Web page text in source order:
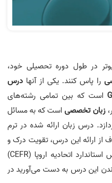
در طول دوره تحصیلی خود،
را پاس کنند. یکی از آنها درس
است که بین تمامی رشته‌های
زبان تخصصیاست که به مسائل
درس زبان ارائه شده در ترم
ارائه این درس، تقویت درک و
فهم متون زبان انگلیسی بر اساس استاندارد اتحادیه اروپا (CEFR)
است. مهارت‌هایی که پس از گذراندن این درس به دست می‎‌آورید در